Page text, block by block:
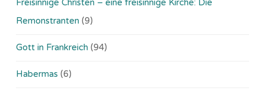
Freisinnige Christen – eine freisinnige Kirche: Die
Remonstranten (9)
Gott in Frankreich (94)
Habermas (6)